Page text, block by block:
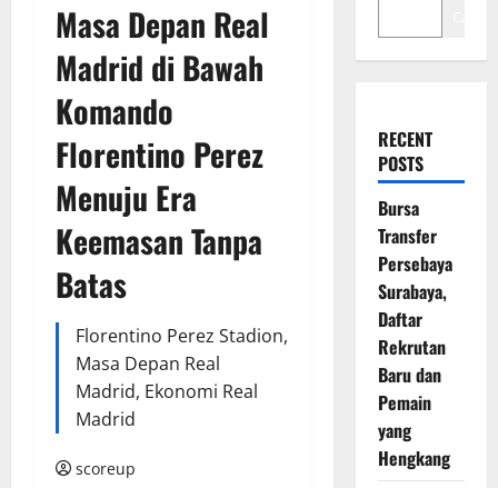
Masa Depan Real
Madrid di Bawah
Komando
Florentino Perez
Menuju Era
Keemasan Tanpa
Batas
Florentino Perez Stadion,
Masa Depan Real
Madrid, Ekonomi Real
Madrid
scoreup
RECENT
POSTS
Bursa
Transfer
Persebaya
Surabaya,
Daftar
Rekrutan
Baru dan
Pemain
yang
Hengkang